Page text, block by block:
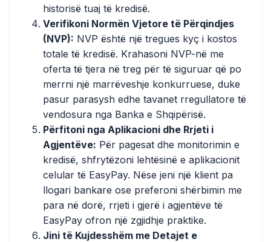
historisë tuaj të kredisë.
Verifikoni Normën Vjetore të Përqindjes
(NVP): NVP është një tregues kyç i kostos
totale të kredisë. Krahasoni NVP-në me
oferta të tjera në treg për të siguruar që po
merrni një marrëveshje konkurruese, duke
pasur parasysh edhe tavanet rregullatore të
vendosura nga Banka e Shqipërisë.
Përfitoni nga Aplikacioni dhe Rrjeti i
Agjentëve: Për pagesat dhe monitorimin e
kredisë, shfrytëzoni lehtësinë e aplikacionit
celular të EasyPay. Nëse jeni një klient pa
llogari bankare ose preferoni shërbimin me
para në dorë, rrjeti i gjerë i agjentëve të
EasyPay ofron një zgjidhje praktike.
Jini të Kujdesshëm me Detajet e